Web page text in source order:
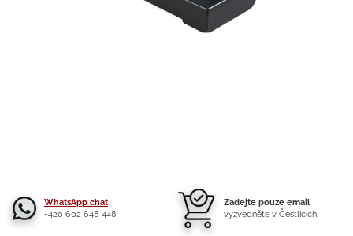
WhatsApp chat
+420 602 648 448
Zadejte pouze email
vyzvedněte v Čestlicích